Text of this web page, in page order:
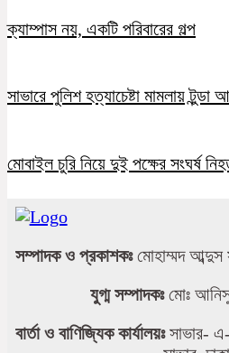
ক্যাম্পাস নয়, একটি পরিবারের গল্প
সাভারে পুলিশ হত্যাচেষ্টা মামলায় টুন্ডা
মোবাইল চুরি নিয়ে দুই পক্ষের সংঘর্ষ
সম্পাদক ও প্রকাশকঃমোহাম্মদ আব্দুস
যুগ্ম সম্পাদকঃমোঃ
বার্তা ও বাণিজ্যিক কার্যালয়ঃসাভার-